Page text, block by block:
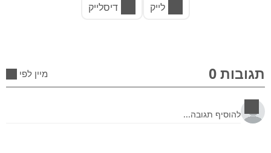
לייק דיסלייק
תגובות 0 מיין לפי